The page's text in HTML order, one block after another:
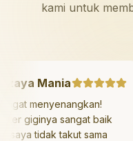
kami untuk
Mazaya Mania
Sangat menyenangkan!
Dokter giginya sangat baik
dan saya tidak takut sama